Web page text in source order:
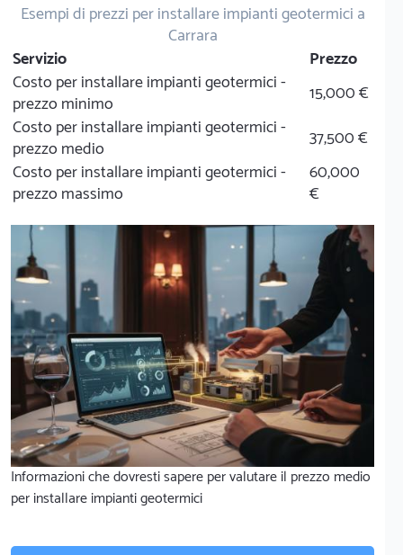
Esempi di prezzi per installare impianti geotermici a
Carrara
Servizio
Prezzo
Costo per installare impianti geotermici -
prezzo minimo
15,000 €
Costo per installare impianti geotermici -
prezzo medio
37,500 €
Costo per installare impianti geotermici -
prezzo massimo
60,000
€
Informazioni che dovresti sapere per valutare il prezzo medio
per installare impianti geotermici